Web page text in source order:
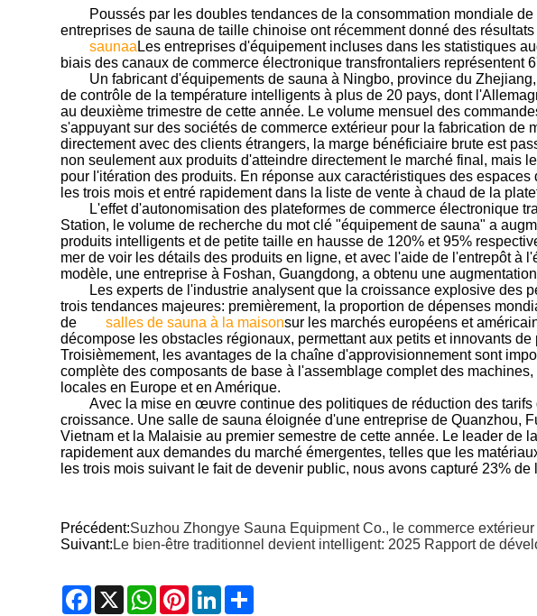
Poussés par les doubles tendances de la consommation mondiale
entreprises de sauna de taille chinoise ont récemment donné des
saunaa Les entreprises d'équipement incluses dans les statistiques
biais des canaux de commerce électronique transfrontaliers représentent
Un fabricant d'équipements de sauna à Ningbo, province du
de contrôle de la température intelligents à plus de 20 pays, dont
au deuxième trimestre de cette année. Le volume mensuel des
s'appuyant sur des sociétés de commerce extérieur pour la fabrication
directement avec des clients étrangers, la marge bénéficiaire brute est
non seulement aux produits d'atteindre directement le marché final, mais
pour l'itération des produits. En réponse aux caractéristiques des
les trois mois et entré rapidement dans la liste de vente à chaud de la
L'effet d'autonomisation des plateformes de commerce électronique
Station, le volume de recherche du mot clé "équipement de sauna" a
produits intelligents et de petite taille en hausse de 120% et 95%
mer de voir les détails des produits en ligne, et avec l'aide de l'entrepôt à
modèle, une entreprise à Foshan, Guangdong, a obtenu une
Les experts de l'industrie analysent que la croissance explosive des
trois tendances majeures: premièrement, la proportion de dépenses
de
salles de sauna à la maisonsur les marchés européens et
décompose les obstacles régionaux, permettant aux petits et innovants
Troisièmement, les avantages de la chaîne d'approvisionnement sont
complète des composants de base à l'assemblage complet des
locales en Europe et en Amérique.
Avec la mise en œuvre continue des politiques de réduction des
croissance. Une salle de sauna éloignée d'une entreprise de Quanzhou,
Vietnam et la Malaisie au premier semestre de cette année. Le leader de
rapidement aux demandes du marché émergentes, telles que les
les trois mois suivant le fait de devenir public, nous avons capturé 23%
Précédent:Suzhou Zhongye Sauna Equipment Co., le commerce extérieur
Suivant: Le bien-être traditionnel devient intelligent: 2025 Rapport de
Facebook
X WhatsApp
PinterestLinkedIn